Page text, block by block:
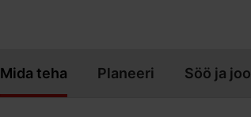
Mida teha Planeeri Söö ja joo